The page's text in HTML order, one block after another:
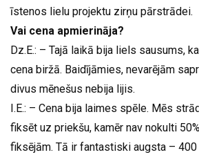
īstenos lielu projektu zirņu pārstrādei.
Vai cena apmierināja?
Dz.E.: – Tajā laikā bija liels sausums,
cena biržā. Baidījāmies, nevarējām
divus mēnešus nebija lijis.
I.E.: – Cena bija laimes spēle. Mēs
fiksēt uz priekšu, kamēr nav nokulti
fiksējām. Tā ir fantastiski augsta –